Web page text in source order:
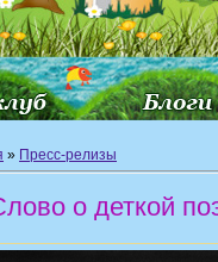
» Пресс-релизы
о деткой